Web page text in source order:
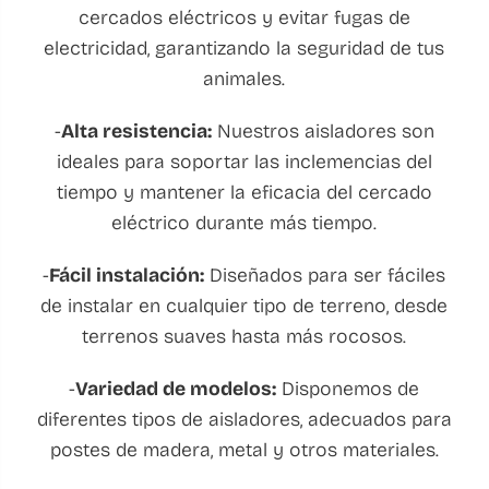
cercados eléctricos y evitar fugas de
electricidad, garantizando la seguridad de tus
animales.
-Alta resistencia:Nuestros aisladores son
ideales para soportar las inclemencias del
tiempo y mantener la eficacia del cercado
eléctrico durante más tiempo.
-Fácil instalación: Diseñados para ser fáciles
de instalar en cualquier tipo de terreno, desde
terrenos suaves hasta más rocosos.
-Variedad de modelos: Disponemos de
diferentes tipos de aisladores, adecuados para
postes de madera, metal y otros materiales.